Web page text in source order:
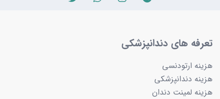
تعرفه های دندانپزشکی
هزینه ارتودنسی
هزینه دندانپزشکی
هزینه لمینت دندان